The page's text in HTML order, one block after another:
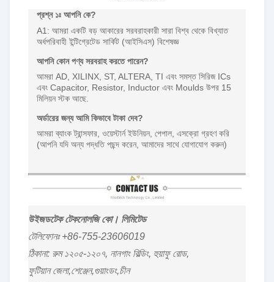
প্রশ্ন ১ঃ আপনি কে?
A1: আমরা একটি বড় আকারের সরবরাহকারী সারা বিশ্ব থেকে বিখ্যাত
অর্ধপরিবাহী ইন্টিগ্রেটেড সার্কিট (আইসিএস) বিশেষজ্ঞ
আপনি কোন পণ্য সরবরাহ করতে পারেন?
আমরা AD, XILINX, ST, ALTERA, TI এবং সমস্ত সিরিজ ICs
এবং Capacitor, Resistor, Inductor এবং Moulds উপর 15
মিলিয়ন স্টক আছে.
অর্ডারের জন্য আমি কিভাবে টাকা দেব?
আমরা ব্যাংক ট্রান্সফার, ওয়েস্টার্ন ইউনিয়ন, পেপাল, এসক্রো গ্রহণ করি
(আপনি যদি অন্য পদ্ধতি পছন্দ করেন, আমাদের সাথে যোগাযোগ করুন)
উইজডটেক টেকনোলজি কো। লিমিটেড
টেলিফোনঃ +86-755-23606019
ঠিকানা: রুম ১২০৫-১২০৭, নানগাং বিল্ডিং, হুয়াফু রোড,
ফুটিয়ান জেলা,শেঞ্জেন,গুয়াংডং,চীন